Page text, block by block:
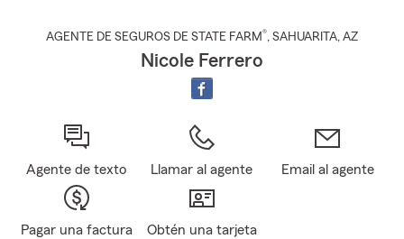
AGENTE DE SEGUROS DE STATE FARM®, SAHUARITA, AZ
Nicole Ferrero
Agente de texto Llamar al agente Email al agente
Pagar una factura
Obtén una tarjeta